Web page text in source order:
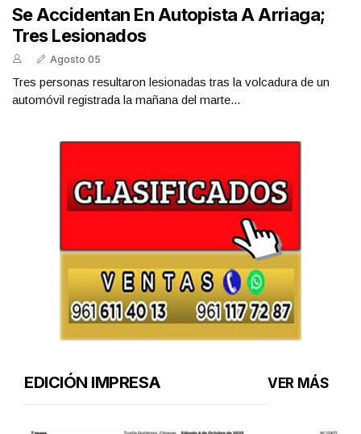
Se Accidentan En Autopista A Arriaga;
Tres Lesionados
Agosto 05
Tres personas resultaron lesionadas tras la volcadura de un
automóvil registrada la mañana del marte...
EDICIÓN IMPRESA VER MÁS